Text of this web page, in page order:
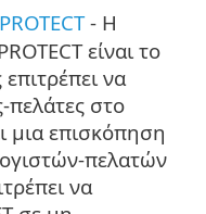
- Η
είναι το
να
πελάτες στο
μια επισκόπηση
πελατών
να